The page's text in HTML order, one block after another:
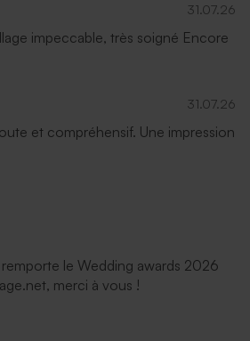
31.07.26
impeccable, très soigné Encore
31.07.26
et compréhensif. Une impression
remporte le Wedding awards 2026
merci à vous !